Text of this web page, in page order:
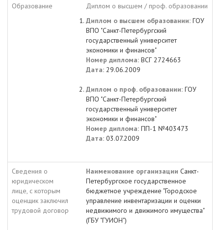
Образование
Диплом о высшем / проф. образовании
Диплом о высшем образовании: ГОУ
ВПО "Санкт-Петербургский
государственный университет
экономики и финансов"
Номер диплома: ВСГ 2724663
Дата: 29.06.2009
Диплом о проф. образовании: ГОУ
ВПО "Санкт-Петербургский
государственный университет
экономики и финансов"
Номер диплома: ПП-1 №403473
Дата: 03.07.2009
Сведения о
юридическом
лице, с которым
оценщик заключил
трудовой договор
Наименование организации Санкт-
Петербургское государственное
бюджетное учреждение "Городское
управление инвентаризации и оценки
недвижимого и движимого имущества"
(ГБУ "ГУИОН")